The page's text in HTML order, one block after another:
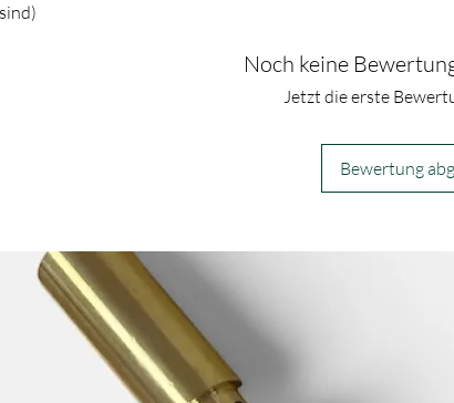
Noch keine
Jetzt die erste
Bewertung